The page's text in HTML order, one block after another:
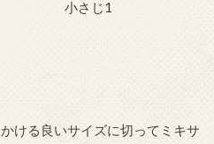
さじ1
ける良いサイズに切ってミキサ